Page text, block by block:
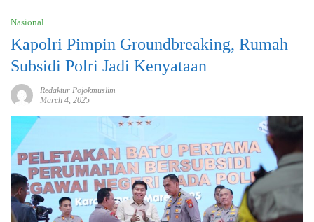
Nasional
Kapolri Pimpin Groundbreaking, Rumah
Subsidi Polri Jadi Kenyataan
Redaktur Pojokmuslim
March 4, 2025